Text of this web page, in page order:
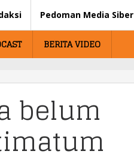
Pedoman Media Siber
BERITA VIDEO
belum